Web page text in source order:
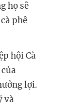
họ sẽ
phê
hội Cà
lợi.
và